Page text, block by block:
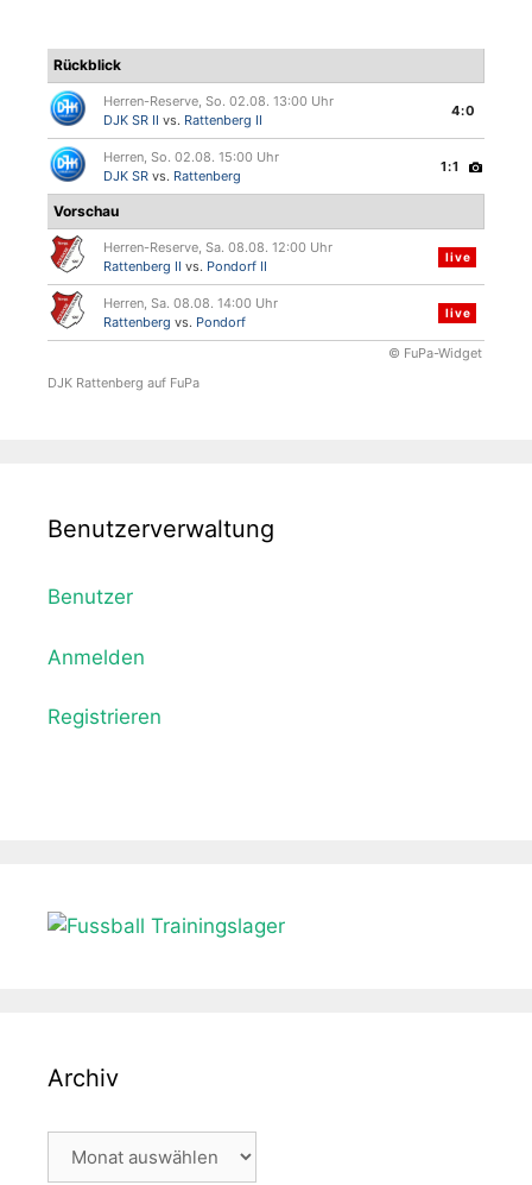
Rückblick
Herren-Reserve, So. 02.08. 13:00 Uhr
DJK SR II vs. Rattenberg II
4:0
Herren, So. 02.08. 15:00 Uhr
DJK SR vs. Rattenberg
1:1
Vorschau
Herren-Reserve, Sa. 08.08. 12:00 Uhr
Rattenberg II vs. Pondorf II
live
Herren, Sa. 08.08. 14:00 Uhr
Rattenberg vs. Pondorf
live
© FuPa-Widget
DJK Rattenberg auf FuPa
Benutzerverwaltung
Benutzer
Anmelden
Registrieren
Archiv